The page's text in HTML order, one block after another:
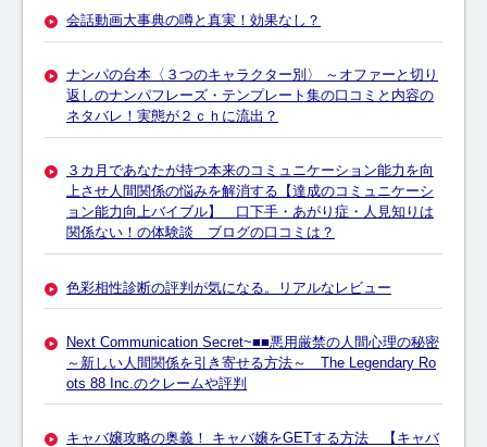
会話動画大事典の噂と真実！効果なし？
ナンパの台本〈３つのキャラクター別〉 ～オファーと切り
返しのナンパフレーズ・テンプレート集の口コミと内容の
ネタバレ！実態が２ｃｈに流出？
３カ月であなたが持つ本来のコミュニケーション能力を向
上させ人間関係の悩みを解消する【達成のコミュニケーシ
ョン能力向上バイブル】 口下手・あがり症・人見知りは
関係ない！の体験談 ブログの口コミは？
色彩相性診断の評判が気になる。リアルなレビュー
Next Communication Secret~■■悪用厳禁の人間心理の秘密
～新しい人間関係を引き寄せる方法～ The Legendary Ro
ots 88 Inc.のクレームや評判
キャバ嬢攻略の奥義！ キャバ嬢をGETする方法 【キャバ